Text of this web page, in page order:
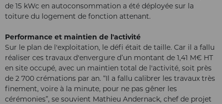
de 15 kWc en autoconsommation a été déployée sur la
toiture du logement de fonction attenant.
Performance et maintien de l'activité
Sur le plan de l'exploitation, le défi était de taille. Car il a fallu
réaliser ces travaux d'envergure d’un montant de 1,41 M€ HT
en site occupé, avec un maintien total de l'activité, soit près
de 2 700 crémations par an. “Il a fallu calibrer les travaux très
finement, voire à la minute, pour ne pas gêner les
cérémonies”, se souvient Mathieu Andernack, chef de projet